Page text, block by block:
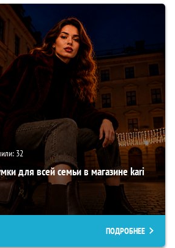
32
для всей семьи в магазине kari
ПОДРОБНЕЕ